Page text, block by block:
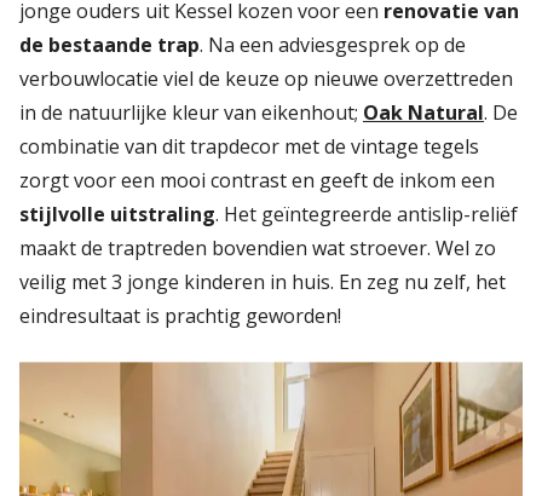
jonge ouders uit Kessel kozen voor een renovatie van
de bestaande trap. Na een adviesgesprek op de
verbouwlocatie viel de keuze op nieuwe overzettreden
in de natuurlijke kleur van eikenhout; Oak Natural. De
combinatie van dit trapdecor met de vintage tegels
zorgt voor een mooi contrast en geeft de inkom een
stijlvolle uitstraling. Het geïntegreerde antislip-reliëf
maakt de traptreden bovendien wat stroever. Wel zo
veilig met 3 jonge kinderen in huis. En zeg nu zelf, het
eindresultaat is prachtig geworden!